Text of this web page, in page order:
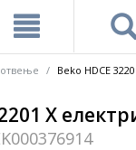
Beko HDCE
X